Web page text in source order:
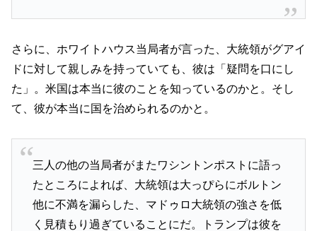
さらに、ホワイトハウス当局者が言った、大統領がグアイ
ドに対して親しみを持っていても、彼は「疑問を口にし
た」。米国は本当に彼のことを知っているのかと。そし
て、彼が本当に国を治められるのかと。
三人の他の当局者がまたワシントンポストに語っ
たところによれば、大統領は大っぴらにボルトン
他に不満を漏らした、マドゥロ大統領の強さを低
く見積もり過ぎていることにだ。トランプは彼を